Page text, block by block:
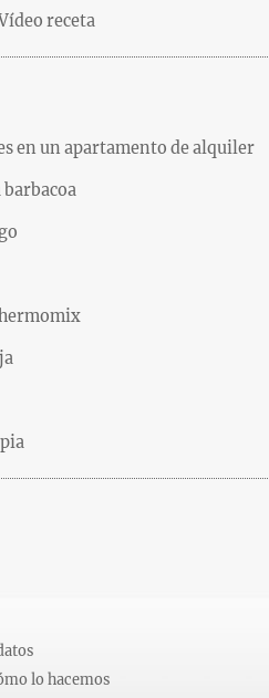
receta
en un apartamento de alquiler
barbacoa
lo hacemos